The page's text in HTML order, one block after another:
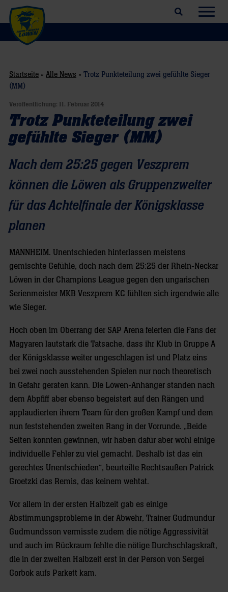
Suchfeld öffnen
Startseite » Alle News » Trotz Punkteteilung zwei gefühlte Sieger
(MM)
Veröffentlichung: 11. Februar 2014
Trotz Punkteteilung zwei
gefühlte Sieger (MM)
Nach dem 25:25 gegen Veszprem
können die Löwen als Gruppenzweiter
für das Achtelfinale der Königsklasse
planen
MANNHEIM. Unentschieden hinterlassen meistens
gemischte Gefühle, doch nach dem 25:25 der Rhein-Neckar
Löwen in der Champions League gegen den ungarischen
Serienmeister MKB Veszprem KC fühlten sich irgendwie alle
wie Sieger.
Hoch oben im Oberrang der SAP Arena feierten die Fans der
Magyaren lautstark die Tatsache, dass ihr Klub in Gruppe A
der Königsklasse weiter ungeschlagen ist und Platz eins
bei zwei noch ausstehenden Spielen nur noch theoretisch
in Gefahr geraten kann. Die Löwen-Anhänger standen nach
dem Abpfiff aber ebenso begeistert auf den Rängen und
applaudierten ihrem Team für den großen Kampf und dem
nun feststehenden zweiten Rang in der Vorrunde. „Beide
Seiten konnten gewinnen, wir haben dafür aber wohl einige
individuelle Fehler zu viel gemacht. Deshalb ist das ein
gerechtes Unentschieden“, beurteilte Rechtsaußen Patrick
Groetzki das Remis, das keinem wehtat.
Vor allem in der ersten Halbzeit gab es einige
Abstimmungsprobleme in der Abwehr, Trainer Gudmundur
Gudmundsson vermisste zudem die nötige Aggressivität
und auch im Rückraum fehlte die nötige Durchschlagskraft,
die in der zweiten Halbzeit erst in der Person von Sergei
Gorbok aufs Parkett kam.